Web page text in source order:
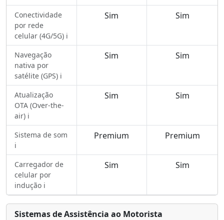
Conectividade
por rede
celular (4G/5G) ℹ️
Sim Sim
Navegação
nativa por
satélite (GPS) ℹ️
Sim Sim
Atualização
OTA (Over-the-
air) ℹ️
Sim Sim
Sistema de som
ℹ️
Premium Premium
Carregador de
celular por
indução ℹ️
Sim Sim
Sistemas de Assistência ao Motorista